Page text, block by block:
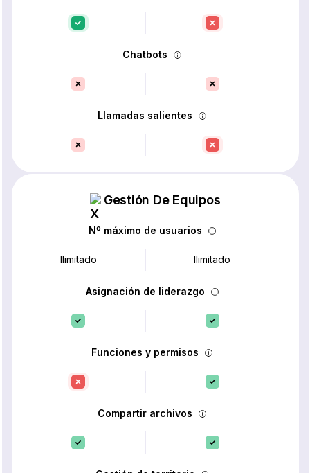
Chatbots
Llamadas salientes
Gestión De Equipos
Nº máximo de usuarios
Ilimitado Ilimitado
Asignación de liderazgo
Funciones y permisos
Compartir archivos